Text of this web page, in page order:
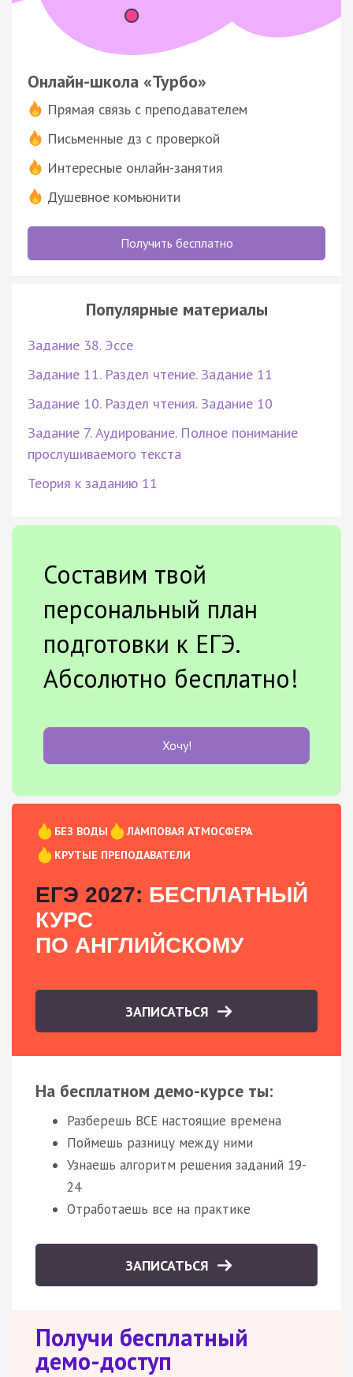
Онлайн-школа «Турбо»
Прямая связь с преподавателем
Письменные дз с проверкой
Интересные онлайн-занятия
Душевное комьюнити
Получить бесплатно
Популярные материалы
Задание 38. Эссе
Задание 11. Раздел чтение. Задание 11
Задание 10. Раздел чтения. Задание 10
Задание 7. Аудирование. Полное понимание
прослушиваемого текста
Теория к заданию 11
Составим твой
персональный план
подготовки к ЕГЭ.
Абсолютно бесплатно!
Хочу!
БЕЗ ВОДЫ
ЛАМПОВАЯ АТМОСФЕРА
КРУТЫЕ ПРЕПОДАВАТЕЛИ
ЕГЭ 2027: БЕСПЛАТНЫЙ
КУРС
ПО АНГЛИЙСКОМУ
ЗАПИСАТЬСЯ
На бесплатном демо-курсе ты:
Разберешь ВСЕ настоящие времена
Поймешь разницу между ними
Узнаешь алгоритм решения заданий 19-
24
Отработаешь все на практике
ЗАПИСАТЬСЯ
Получи бесплатный
демо-доступ